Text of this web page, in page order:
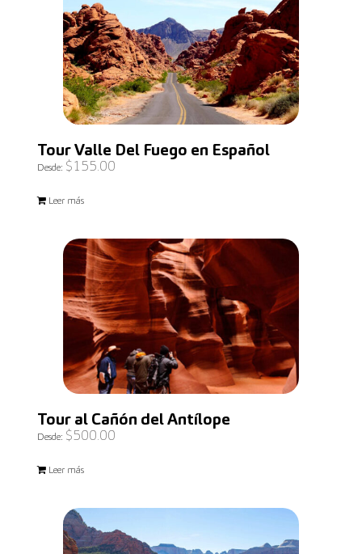
Tour Valle Del Fuego en Español
Desde: $155.00
Leer más
Tour al Cañón del Antílope
Desde: $500.00
Leer más